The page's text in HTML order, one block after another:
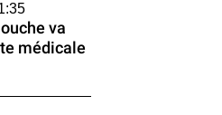
va
médicale